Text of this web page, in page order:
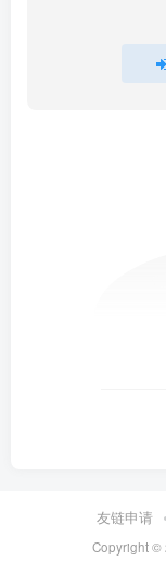
友链申请
Copyright ©